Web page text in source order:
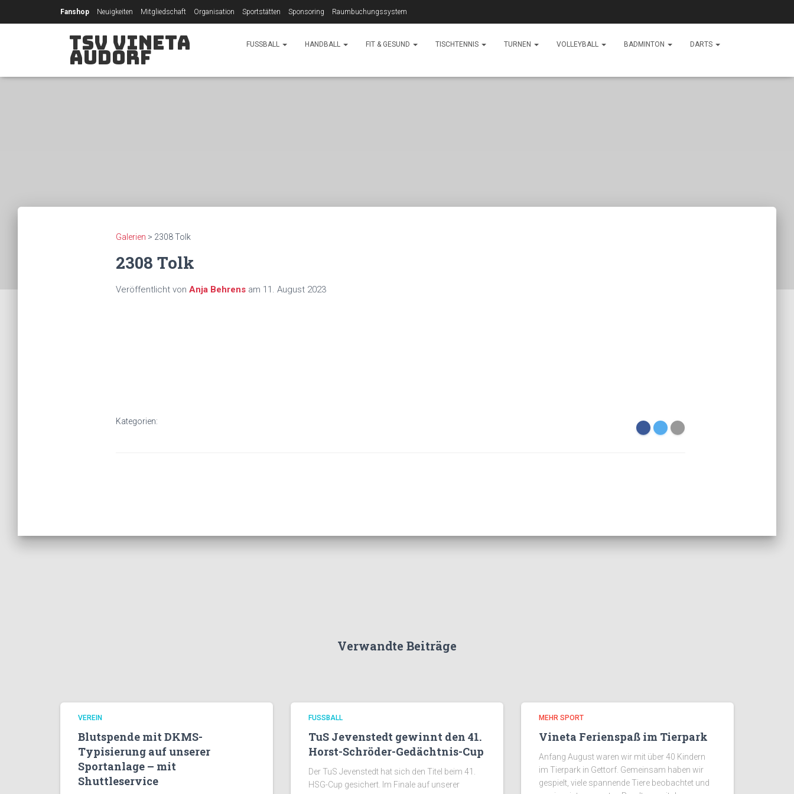
Fanshop Neuigkeiten Mitgliedschaft Organisation Sportstätten Sponsoring Raumbuchungssystem
TSV Vineta
Audorf
FUSSBALL HANDBALL FIT & GESUND TISCHTENNIS TURNEN VOLLEYBALL BADMINTON DARTS
Galerien > 2308 Tolk
2308 Tolk
Veröffentlicht von Anja Behrensam 11. August 2023
Kategorien:
Verwandte Beiträge
VEREIN
Blutspende mit DKMS-
Typisierung auf unserer
Sportanlage – mit
Shuttleservice
FUSSBALL
TuS Jevenstedt gewinnt den 41.
Horst-Schröder-Gedächtnis-Cup
Der TuS Jevenstedt hat sich den Titel beim 41.
HSG-Cup gesichert. Im Finale auf unserer
MEHR SPORT
Vineta Ferienspaß im Tierpark
Anfang August waren wir mit über 40 Kindern
im Tierpark in Gettorf. Gemeinsam haben wir
gespielt, viele spannende Tiere beobachtet und